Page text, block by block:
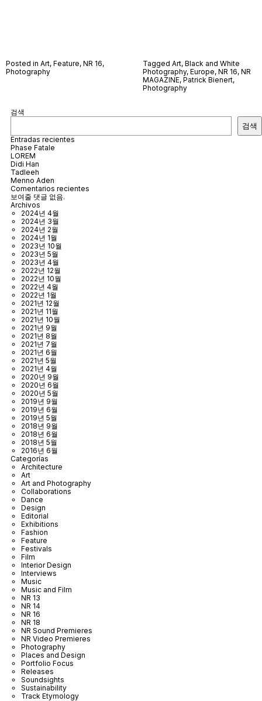
Posted in Art, Feature, NR 16,
Photography
Tagged Art, Black and White
Photography, Europe, NR 16, NR
MAGAZINE, Patrick Bienert,
Photography
검색
검색
Entradas recientes
Phase Fatale
LOREM
Didi Han
Tadleeh
Menno Aden
Comentarios recientes
보여줄 댓글 없음.
Archivos
2024년 4월
2024년 3월
2024년 2월
2024년 1월
2023년 10월
2023년 5월
2023년 4월
2022년 12월
2022년 10월
2022년 4월
2022년 1월
2021년 12월
2021년 11월
2021년 10월
2021년 9월
2021년 8월
2021년 7월
2021년 6월
2021년 5월
2021년 4월
2020년 9월
2020년 6월
2020년 5월
2019년 9월
2019년 6월
2019년 5월
2018년 9월
2018년 6월
2018년 5월
2016년 6월
Categorías
Architecture
Art
Art and Photography
Collaborations
Dance
Design
Editorial
Exhibitions
Fashion
Feature
Festivals
Film
Interior Design
Interviews
Music
Music and Film
NR 13
NR 14
NR 16
NR 18
NR Sound Premieres
NR Video Premieres
Photography
Places and Design
Portfolio Focus
Releases
Soundsights
Sustainability
Track Etymology